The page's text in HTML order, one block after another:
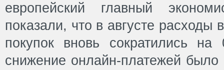
европейский главный
показали, что в августе расходы
покупок вновь сократились
снижение онлайн-платежей